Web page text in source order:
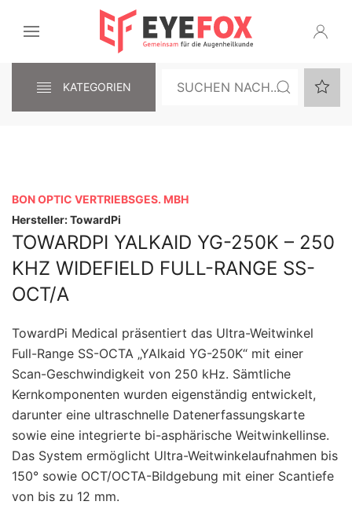
KATEGORIEN
BON OPTIC VERTRIEBSGES. MBH
Hersteller: TowardPi
TOWARDPI YALKAID YG-250K – 250
KHZ WIDEFIELD FULL-RANGE SS-
OCT/A
TowardPi Medical präsentiert das Ultra-Weitwinkel
Full-Range SS-OCTA „YAlkaid YG-250K“ mit einer
Scan-Geschwindigkeit von 250 kHz. Sämtliche
Kernkomponenten wurden eigenständig entwickelt,
darunter eine ultraschnelle Datenerfassungskarte
sowie eine integrierte bi-asphärische Weitwinkellinse.
Das System ermöglicht Ultra-Weitwinkelaufnahmen bis
150° sowie OCT/OCTA-Bildgebung mit einer Scantiefe
von bis zu 12 mm.